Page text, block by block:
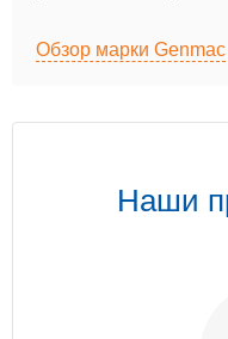
Обзор марки Genmac
Наши